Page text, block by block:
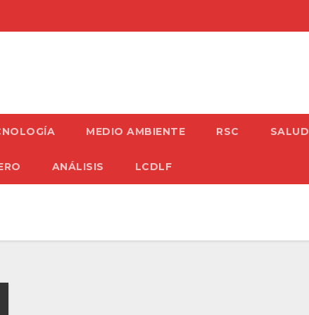
MEDIO AMBIENTE RSC SALUD
ANÁLISIS LCDLF